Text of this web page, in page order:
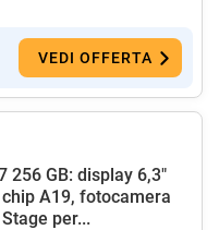
VEDI OFFERTA
256 GB: display 6,3"
A19, fotocamera
per...